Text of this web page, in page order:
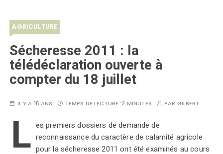
AGRICULTURE
Sécheresse 2011 : la
télédéclaration ouverte à
compter du 18 juillet
IL Y A 15 ANS TEMPS DE LECTURE :2 MINUTES PAR GILBERT
L es premiers dossiers de demande de
reconnaissance du caractère de calamité agricole
pour la sécheresse 2011 ont été examinés au cours